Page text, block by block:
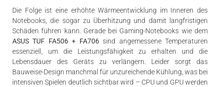
Die Folge ist eine erhöhte Wärmeentwicklung im Inneren des
Notebooks, die sogar zu Überhitzung und damit langfristigen
Schäden führen kann. Gerade bei Gaming-Notebooks wie dem
ASUS TUF FA506 + FA706sind angemessene Temperaturen
essenziell, um die Leistungsfähigkeit zu erhalten und die
Lebensdauer des Geräts zu verlängern. Leider sorgt das
Bauweise-Design manchmal für unzureichende Kühlung, was bei
intensiven Spielen deutlich sichtbar wird – CPU und GPU werden